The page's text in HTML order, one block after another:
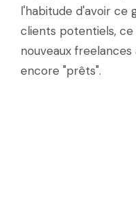
l'habitude d'avoir ce
clients potentiels,
nouveaux
encore "prêts".